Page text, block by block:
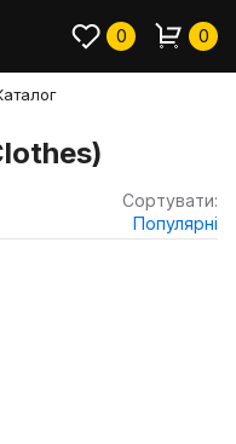
0 0
Сортувати:
Популярні